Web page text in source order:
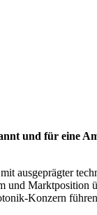
und für eine
ausgeprägter
und Marktposition
Konzern